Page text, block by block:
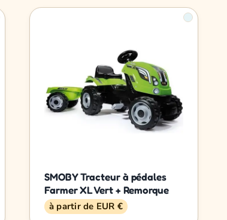
SMOBY Tracteur à pédales
Farmer XL Vert + Remorque
à partir de EUR €